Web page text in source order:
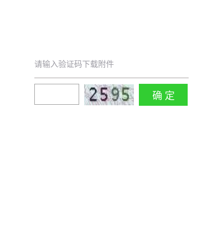
请输入验证码下载附件